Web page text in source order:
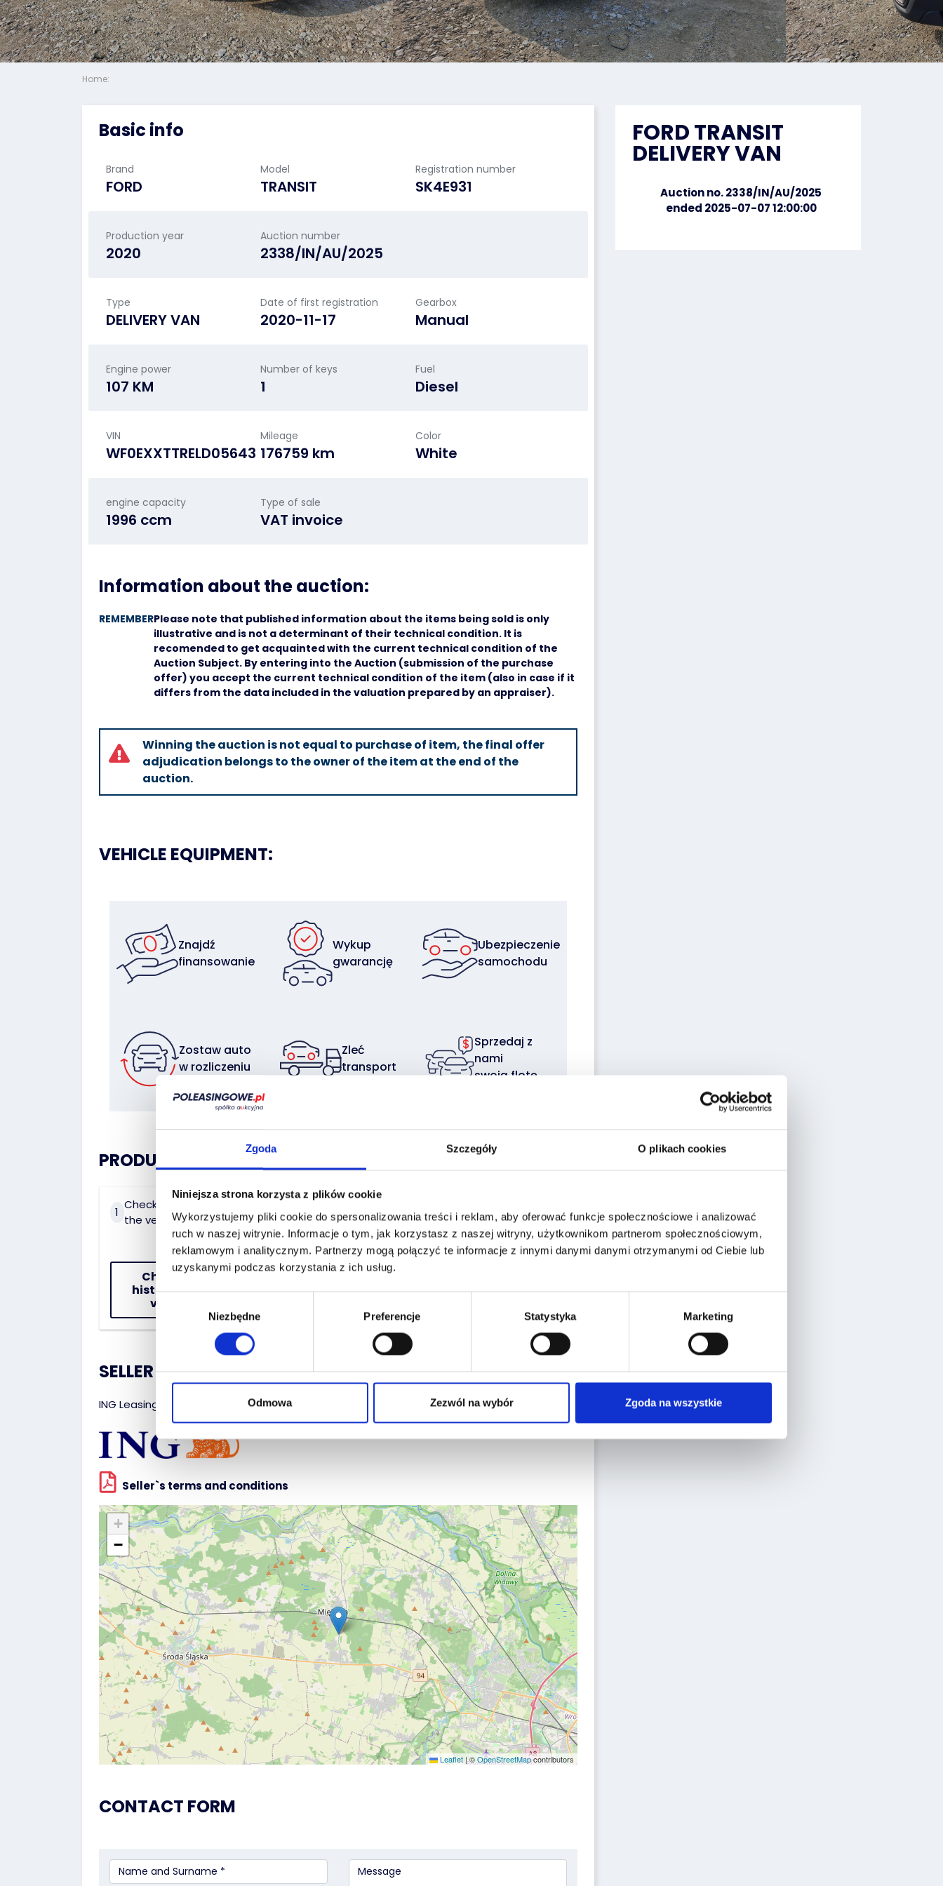
Zgoda Szczegóły O plikach cookies
Niniejsza strona korzysta z plików cookie
Wykorzystujemy pliki cookie do spersonalizowania treści i reklam, aby oferować funkcje społecznościowe i analizować
ruch w naszej witrynie. Informacje o tym, jak korzystasz z naszej witryny, użytkownikom partnerom społecznościowym,
reklamowym i analitycznym. Partnerzy mogą połączyć te informacje z innymi danymi danymi otrzymanymi od Ciebie lub
uzyskanymi podczas korzystania z ich usług.
Wybór
zgody
Niezbędne Preferencje Statystyka Marketing
Odmowa Zezwól na wybór Zgoda na wszystkie
Home:
Basic info
Brand
FORD
Model
TRANSIT
Registration number
SK4E931
Production year
2020
Auction number
2338/IN/AU/2025
Type
DELIVERY VAN
Date of first registration
2020-11-17
Gearbox
Manual
Engine power
107 KM
Number of keys
1
Fuel
Diesel
VIN
WF0EXXTTRELD05643
Mileage
176759 km
Color
White
engine capacity
1996 ccm
Type of sale
VAT invoice
Information about the auction:
REMEMBERPlease note that published information about the items being sold is only
illustrative and is not a determinant of their technical condition. It is
recomended to get acquainted with the current technical condition of the
Auction Subject. By entering into the Auction (submission of the purchase
offer) you accept the current technical condition of the item (also in case if it
differs from the data included in the valuation prepared by an appraiser).
Winning the auction is not equal to purchase of item, the final offer
adjudication belongs to the owner of the item at the end of the
auction.
VEHICLE EQUIPMENT:
Znajdź
finansowanie
Wykup
gwarancję
Ubezpieczenie
samochodu
Zostaw auto
w rozliczeniu
Zleć
transport
Sprzedaj z
nami
swoją flotę
PRODUCT HISTORY:
1
Check the history of
the vehicle
Check the
history of the
vehicle
2
On the historiapojazd.gov.pl website enter the
data:
Reg. No.:
SK4E931
VIN No.:
SELLER :
ING Leasing Sp. z o.o.
Seller`s terms and conditions
Localization:
Aukcyjna 1
+
−
Leaflet |©OpenStreetMapcontributors
CONTACT FORM
FORD TRANSIT
DELIVERY VAN
Auction no. 2338/IN/AU/2025
ended 2025-07-07 12:00:00